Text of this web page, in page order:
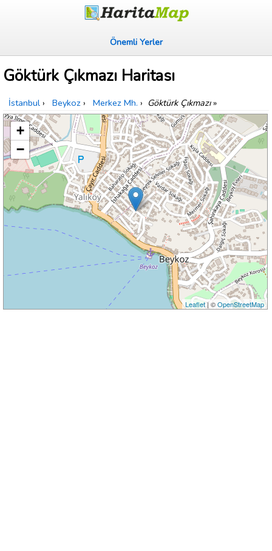
Önemli Yerler
Göktürk Çıkmazı Haritası
İstanbul › Beykoz › Merkez Mh. › Göktürk Çıkmazı»
+
−
Leaflet| ©OpenStreetMap